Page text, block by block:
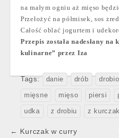
na małym ogniu aż mięso
Przełożyć na półmisek, sos
Całość oblać jogurtem i
Przepis została nadesłany na
kulinarne” przez Iza
Tags: danie drób
mięsne mięso piersi
udka z drobiu z
Post
← Kurczak w curry